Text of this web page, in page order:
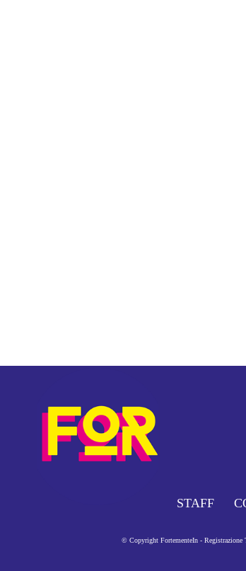
STAFF
© Copyright FortementeIn - Registrazione